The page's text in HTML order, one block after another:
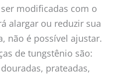
modificadas com o
alargar ou reduzir sua
não é possível ajustar.
de tungstênio são:
prateadas,